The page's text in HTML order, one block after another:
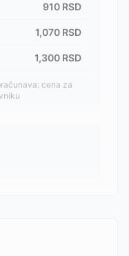
910 RSD
1,070 RSD
1,300 RSD
cena za